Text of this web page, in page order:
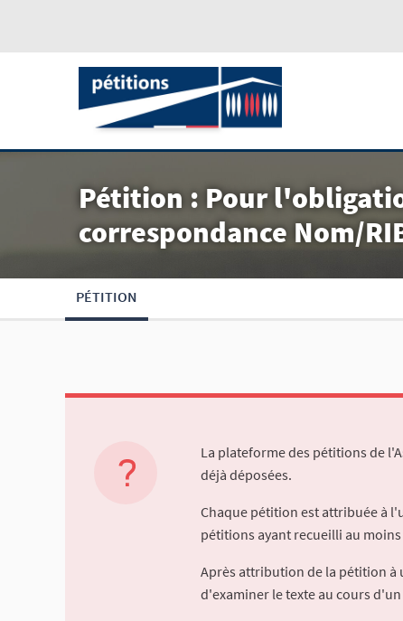
Pétition : Pour
correspondance Nom/
PÉTITION
La plateforme des pétitions de
déjà déposées.
Chaque pétition est attribuée à
pétitions ayant recueilli au
Après attribution de la pétition à
d'examiner le texte au cours